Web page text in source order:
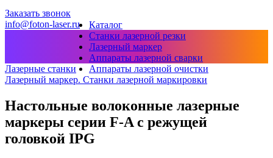
Заказать звонок
info@foton-laser.ru
Каталог
Станки лазерной резки
Лазерный маркер
Аппараты лазерной сварки
Аппараты лазерной очистки
Лазерные станки
Лазерный маркер. Станки лазерной маркировки
Настольные волоконные лазерные
маркеры серии F-A с режущей
головкой IPG